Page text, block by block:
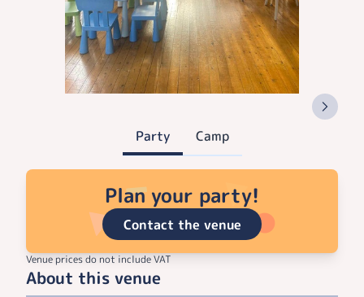
Party Camp
Plan your party!
Contact the venue
Venue prices do not include VAT
About this venue